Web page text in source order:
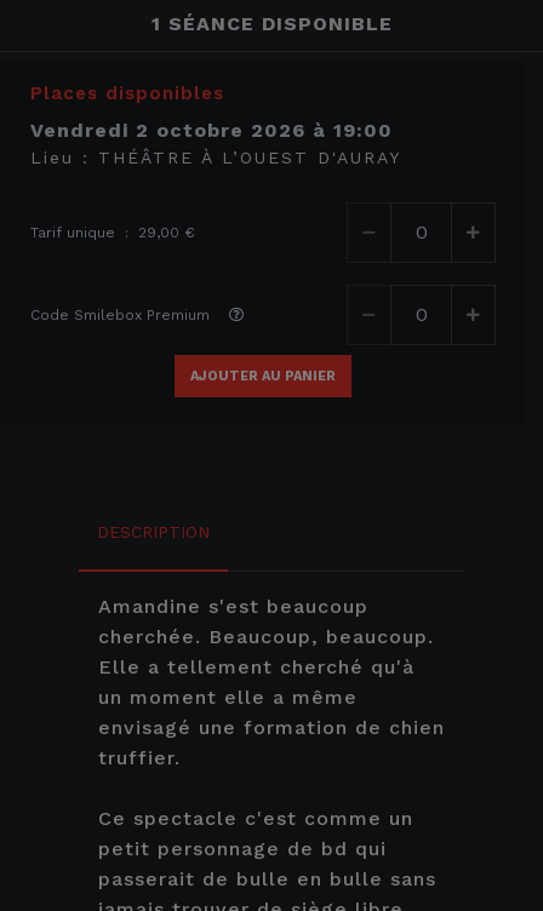
1 SÉANCE DISPONIBLE
Places disponibles
vendredi 2 octobre 2026 à 19:00
Lieu : THÉÂTRE À L’OUEST D'AURAY
Tarif unique : 29,00 €
Code Smilebox Premium
AJOUTER AU PANIER
DESCRIPTION
Amandine s'est beaucoup
cherchée. Beaucoup, beaucoup.
Elle a tellement cherché qu'à
un moment elle a même
envisagé une formation de chien
truffier.
Ce spectacle c'est comme un
petit personnage de bd qui
passerait de bulle en bulle sans